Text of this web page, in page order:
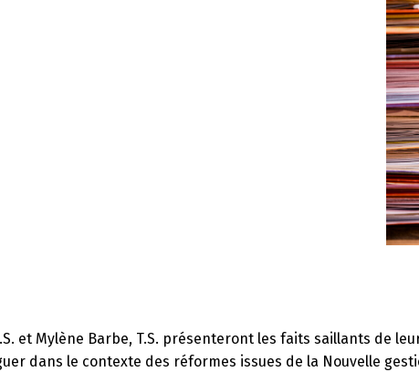
et Mylène Barbe, T.S. présenteront les faits saillants de
dans le contexte des réformes issues de la Nouvelle